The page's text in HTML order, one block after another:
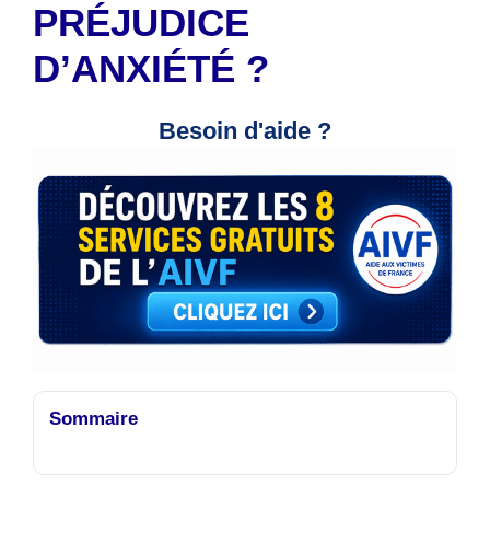
PRÉJUDICE
D’ANXIÉTÉ ?
Besoin d'aide ?
Sommaire